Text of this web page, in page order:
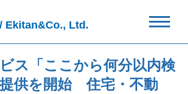
/ Ekitan&Co., Ltd.
ス「ここから何分以内検
供を開始 住宅・不動